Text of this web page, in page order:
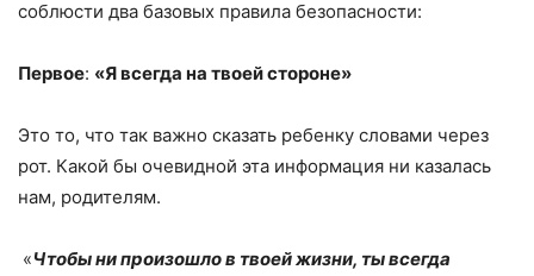
соблюсти два базовых правила безопасности:
Первое: «Я всегда на твоей стороне»
Это то, что так важно сказать ребенку словами через
рот. Какой бы очевидной эта информация ни казалась
нам, родителям.
«Чтобы ни произошло в твоей жизни, ты всегда